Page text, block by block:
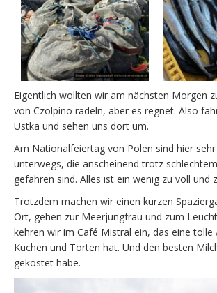
Eigentlich wollten wir am nächsten Morgen
von Czolpino radeln, aber es regnet. Also
Ustka und sehen uns dort um.
Am Nationalfeiertag von Polen sind hier
unterwegs, die anscheinend trotz
gefahren sind. Alles ist ein wenig zu voll und
Trotzdem machen wir einen kurzen
Ort, gehen zur Meerjungfrau und zum
kehren wir im Café Mistral ein, das eine tolle
Kuchen und Torten hat. Und den besten
gekostet habe.